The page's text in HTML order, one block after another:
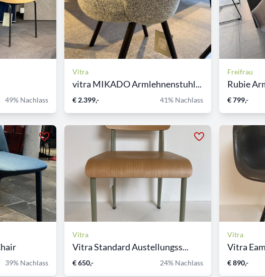
49% Nachlass
Vitra
vitra MIKADO Armlehnenstuhl...
€ 2.399,- 41% Nachlass
Freifrau
Rubie
€ 799,-
39% Nachlass
Vitra
Vitra Standard Austellungss...
€ 650,- 24% Nachlass
Vitra
Vitra
€ 890,-